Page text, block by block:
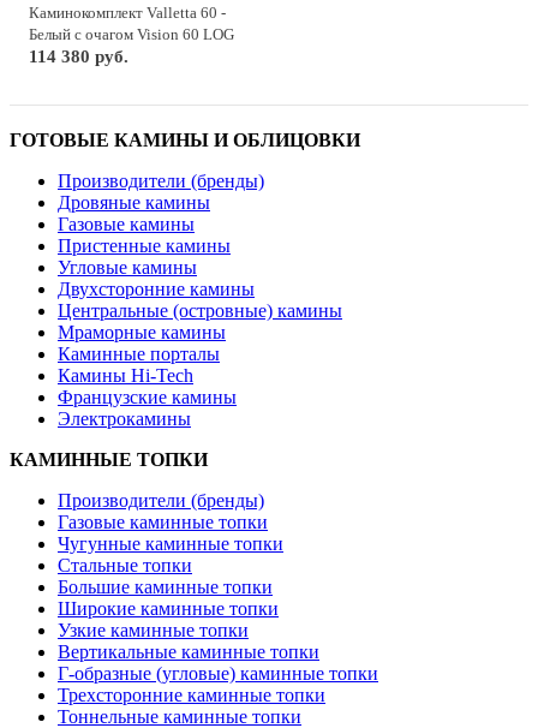
Каминокомплект Valletta 60 -
Белый с очагом Vision 60 LOG
LED
114 380 руб.
ГОТОВЫЕ КАМИНЫ И ОБЛИЦОВКИ
Производители (бренды)
Дровяные камины
Газовые камины
Пристенные камины
Угловые камины
Двухсторонние камины
Центральные (островные) камины
Мраморные камины
Каминные порталы
Камины Hi-Tech
Французские камины
Электрокамины
КАМИННЫЕ ТОПКИ
Производители (бренды)
Газовые каминные топки
Чугунные каминные топки
Стальные топки
Большие каминные топки
Широкие каминные топки
Узкие каминные топки
Вертикальные каминные топки
Г-образные (угловые) каминные топки
Трехсторонние каминные топки
Тоннельные каминные топки